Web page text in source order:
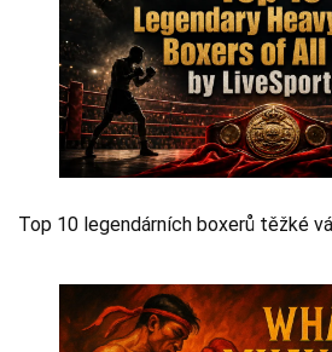
Top 10 legendárních boxerů těžké